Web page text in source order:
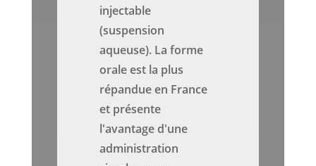
injectable
(suspension
aqueuse). La forme
orale est la plus
répandue en France
et présente
l'avantage d'une
administration